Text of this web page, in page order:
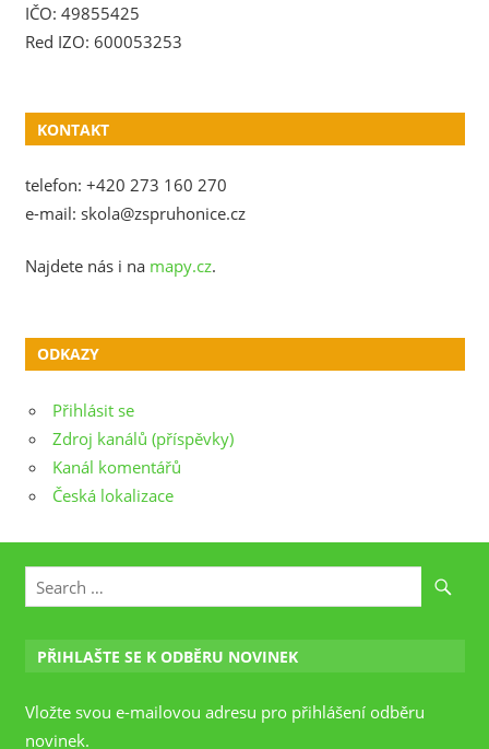
IČO: 49855425
Red IZO: 600053253
KONTAKT
telefon: +420 273 160 270
e-mail: skola@zspruhonice.cz
Najdete nás i na mapy.cz.
ODKAZY
Přihlásit se
Zdroj kanálů (příspěvky)
Kanál komentářů
Česká lokalizace
PŘIHLAŠTE SE K ODBĚRU NOVINEK
Vložte svou e-mailovou adresu pro přihlášení odběru
novinek.